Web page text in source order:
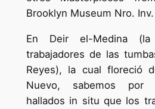
Brooklyn Museum Nro. Inv.
En Deir el-Medina
trabajadores de las
Reyes), la cual floreció
Nuevo, sabemos por
hallados in situ que los